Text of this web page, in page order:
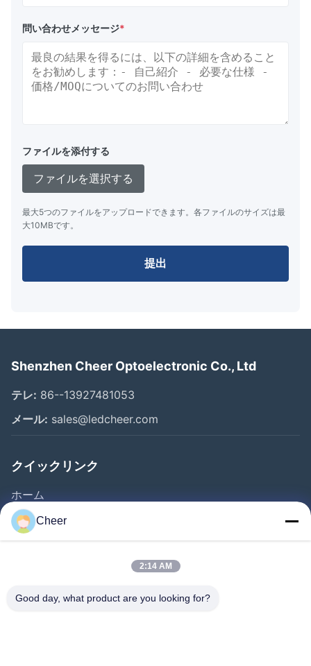
問い合わせメッセージ*
ファイルを添付する
ファイルを選択する
最大5つのファイルをアップロードできます。各ファイルのサイズは最
大10MBです。
提出
Shenzhen Cheer Optoelectronic Co., Ltd
テレ: 86--13927481053
メール: sales@ledcheer.com
クイックリンク
ホーム
製品
企業情報
品質管理
Cheer
2:14 AM
Good day, what product are you looking for?